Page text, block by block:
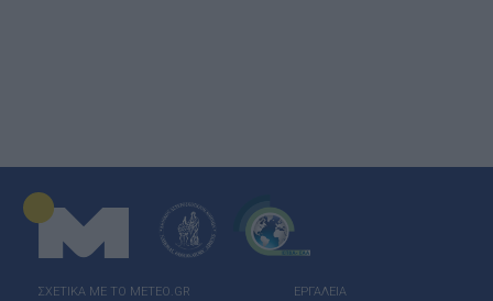
ΣΧΕΤΙΚΑ ΜΕ ΤΟ ΜΕΤΕΟ.GR ΕΡΓΑΛΕΙΑ